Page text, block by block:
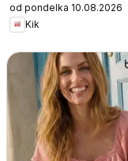
od pondelka 10.08.2026
Kik